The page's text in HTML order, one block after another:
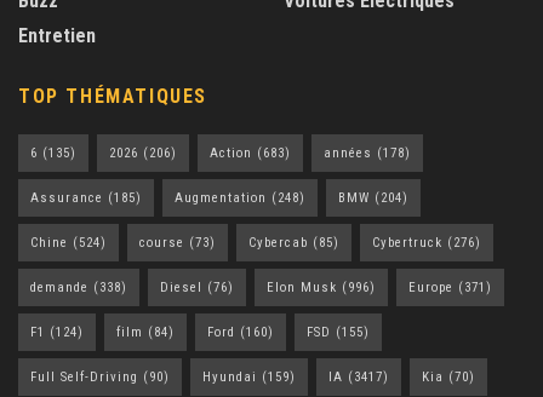
Entretien
TOP THÉMATIQUES
6 (135) 2026 (206) Action (683) années (178)
Assurance (185) Augmentation (248) BMW (204)
Chine (524) course (73) Cybercab (85) Cybertruck (276)
demande (338) Diesel (76) Elon Musk (996) Europe (371)
F1 (124) film (84) Ford (160) FSD (155)
Full Self-Driving (90) Hyundai (159) IA (3417) Kia (70)